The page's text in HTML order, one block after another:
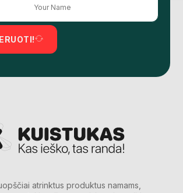
atrinktus produktus namams,